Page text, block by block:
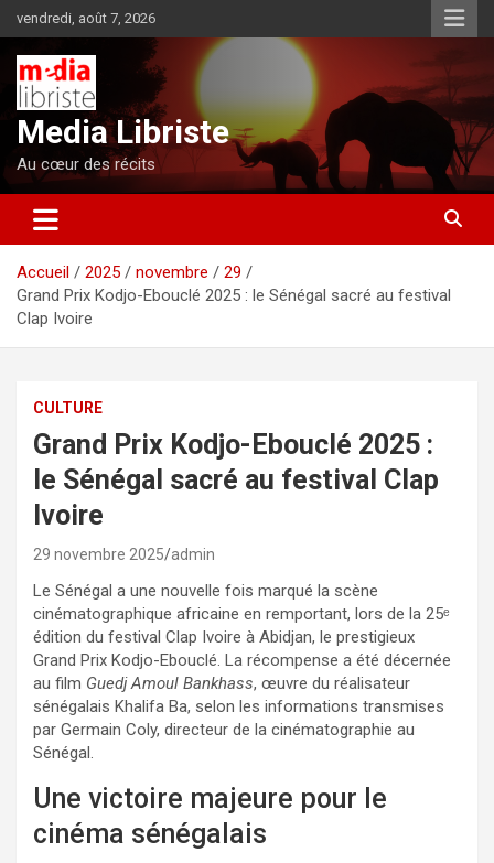
au
contenu
vendredi, août 7, 2026
Media Libriste
Au cœur des récits
Accueil 2025 novembre
29
Grand Prix Kodjo-Ebouclé 2025 : le Sénégal sacré au festival
Clap Ivoire
CULTURE
Grand Prix Kodjo-Ebouclé 2025 :
le Sénégal sacré au festival Clap
Ivoire
29 novembre 2025 admin
Le Sénégal a une nouvelle fois marqué la scène
cinématographique africaine en remportant, lors de la 25ᵉ
édition du festival Clap Ivoire à Abidjan, le prestigieux
Grand Prix Kodjo-Ebouclé. La récompense a été décernée
au film Guedj Amoul Bankhass, œuvre du réalisateur
sénégalais Khalifa Ba, selon les informations transmises
par Germain Coly, directeur de la cinématographie au
Sénégal.
Une victoire majeure pour le
cinéma sénégalais